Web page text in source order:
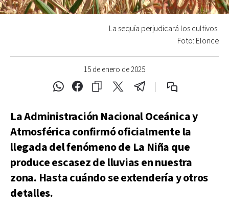
15 de enero de 2025
La sequía perjudicará los cultivos.
Foto: Elonce
La Administración Nacional Oceánica y
Atmosférica confirmó oficialmente la
llegada del fenómeno de La Niña que
produce escasez de lluvias en nuestra
zona. Hasta cuándo se extendería y otros
detalles.